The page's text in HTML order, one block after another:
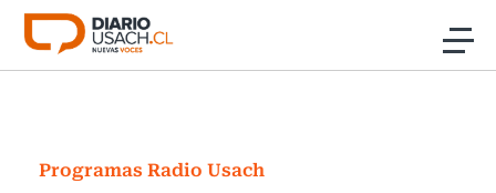
Click acá para ir directamente al contenido
Investigación
Programas Radio Usach